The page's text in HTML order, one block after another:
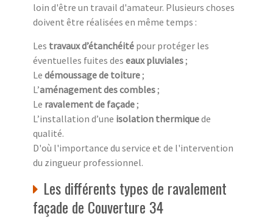
loin d'être un travail d'amateur. Plusieurs choses
doivent être réalisées en même temps :
Les travaux d’étanchéité pour protéger les
éventuelles fuites des eaux pluviales;
Le démoussage de toiture;
L’aménagement des combles;
Le ravalement de façade;
L’installation d’une isolation thermiquede
qualité.
D'où l'importance du service et de l'intervention
du zingueur professionnel.
Les différents types de ravalement
façade de Couverture 34